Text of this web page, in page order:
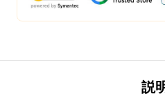
説